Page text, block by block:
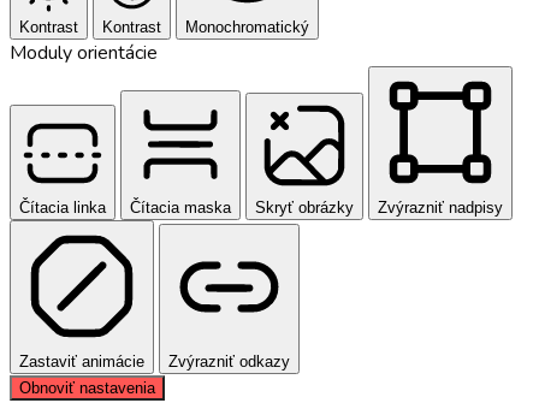
Kontrast Kontrast Monochromatický
Moduly orientácie
Čítacia linka Čítacia maska Skryť obrázky Zvýrazniť nadpisy
Zastaviť animácie
Zvýrazniť odkazy
Obnoviť nastavenia